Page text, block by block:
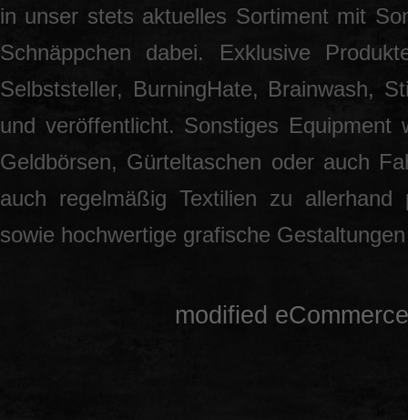
in unser stets aktuelles Sortiment mit
Schnäppchen dabei. Exklusive
Selbststeller, BurningHate, Brainwash,
und veröffentlicht. Sonstiges Equipment
Geldbörsen, Gürteltaschen oder auch
auch regelmäßig Textilien zu allerhand
sowie hochwertige grafische
mod ified